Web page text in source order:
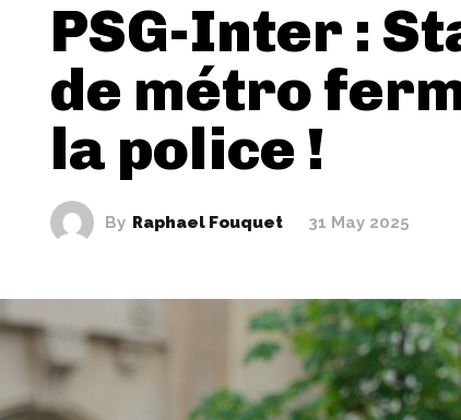
PSG-Inter :
de métro
la police !
By Raphael Fouquet 31 May 2025